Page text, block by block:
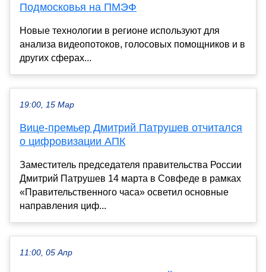
Подмосковья на ПМЭФ
Новые технологии в регионе используют для
анализа видеопотоков, голосовых помощников и в
других сферах...
19:00, 15 Мар
Вице-премьер Дмитрий Патрушев отчитался
о цифровизации АПК
Заместитель председателя правительства России
Дмитрий Патрушев 14 марта в Совфеде в рамках
«Правительственного часа» осветил основные
направления циф...
11:00, 05 Апр